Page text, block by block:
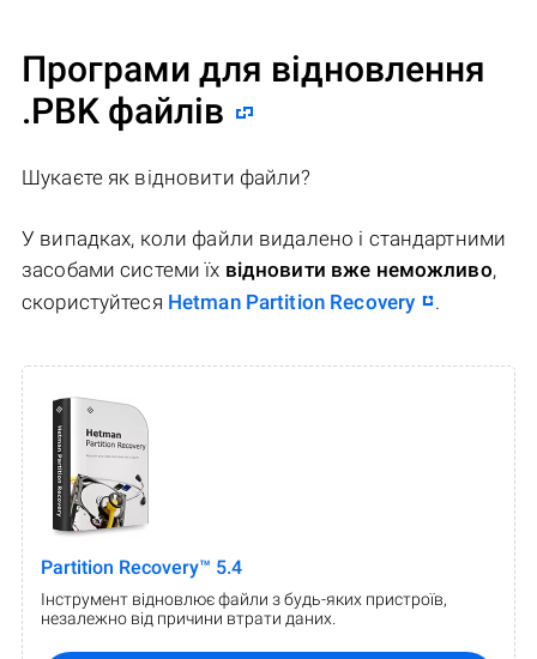
Програми для відновлення
.PBK файлів
Шукаєте як відновити файли?
У випадках, коли файли видалено і стандартними
засобами системи їх відновити вже неможливо,
скористуйтеся Hetman Partition Recovery .
Partition Recovery™ 5.4
Інструмент відновлює файли з будь-яких пристроїв,
незалежно від причини втрати даних.